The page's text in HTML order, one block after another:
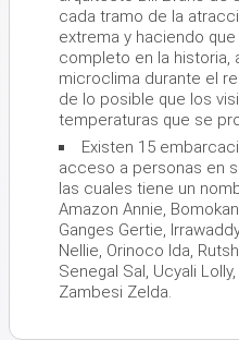
cada tramo de la
extrema y haciendo
completo en la historia,
microclima durante el
de lo posible que los
temperaturas que se
Existen 15
acceso a personas en
las cuales tiene un
Amazon Annie,
Ganges Gertie,
Nellie, Orinoco Ida,
Senegal Sal, Ucyali
Zambesi Zelda.